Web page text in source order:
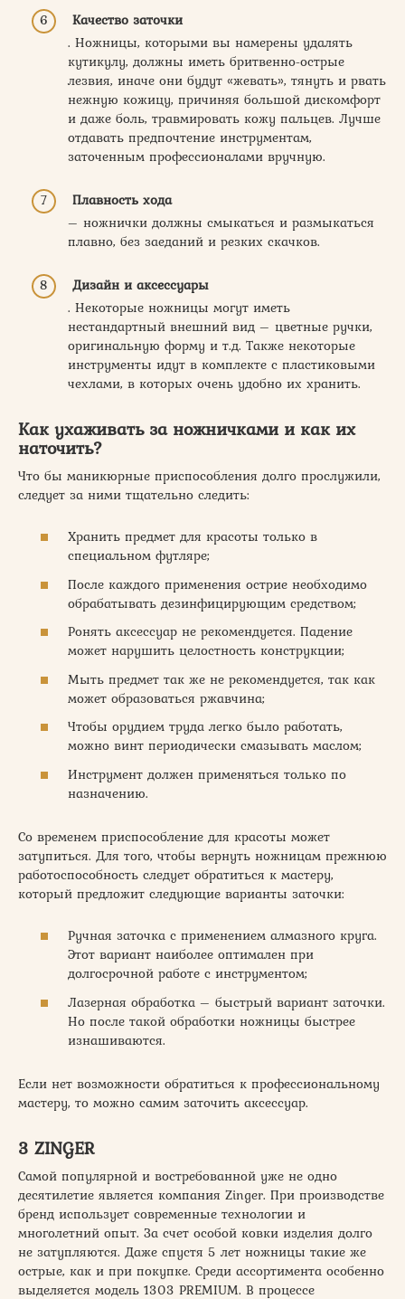
Качество заточки
. Ножницы, которыми вы намерены удалять
кутикулу, должны иметь бритвенно-острые
лезвия, иначе они будут «жевать», тянуть и рвать
нежную кожицу, причиняя большой дискомфорт
и даже боль, травмировать кожу пальцев. Лучше
отдавать предпочтение инструментам,
заточенным профессионалами вручную.
Плавность хода
– ножнички должны смыкаться и размыкаться
плавно, без заеданий и резких скачков.
Дизайн и аксессуары
. Некоторые ножницы могут иметь
нестандартный внешний вид – цветные ручки,
оригинальную форму и т.д. Также некоторые
инструменты идут в комплекте с пластиковыми
чехлами, в которых очень удобно их хранить.
Как ухаживать за ножничками и как их
наточить?
Что бы маникюрные приспособления долго прослужили,
следует за ними тщательно следить:
Хранить предмет для красоты только в
специальном футляре;
После каждого применения острие необходимо
обрабатывать дезинфицирующим средством;
Ронять аксессуар не рекомендуется. Падение
может нарушить целостность конструкции;
Мыть предмет так же не рекомендуется, так как
может образоваться ржавчина;
Чтобы орудием труда легко было работать,
можно винт периодически смазывать маслом;
Инструмент должен применяться только по
назначению.
Со временем приспособление для красоты может
затупиться. Для того, чтобы вернуть ножницам прежнюю
работоспособность следует обратиться к мастеру,
который предложит следующие варианты заточки:
Ручная заточка с применением алмазного круга.
Этот вариант наиболее оптимален при
долгосрочной работе с инструментом;
Лазерная обработка – быстрый вариант заточки.
Но после такой обработки ножницы быстрее
изнашиваются.
Если нет возможности обратиться к профессиональному
мастеру, то можно самим заточить аксессуар.
3 ZINGER
Самой популярной и востребованной уже не одно
десятилетие является компания Zinger. При производстве
бренд использует современные технологии и
многолетний опыт. За счет особой ковки изделия долго
не затупляются. Даже спустя 5 лет ножницы такие же
острые, как и при покупке. Среди ассортимента особенно
выделяется модель 1303 PREMIUM. В процессе